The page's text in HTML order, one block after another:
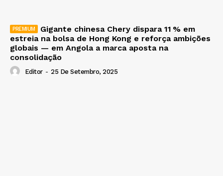
Gigante chinesa Chery dispara 11 % em
estreia na bolsa de Hong Kong e reforça ambições
globais — em Angola a marca aposta na
consolidação
Editor - 25 De Setembro, 2025